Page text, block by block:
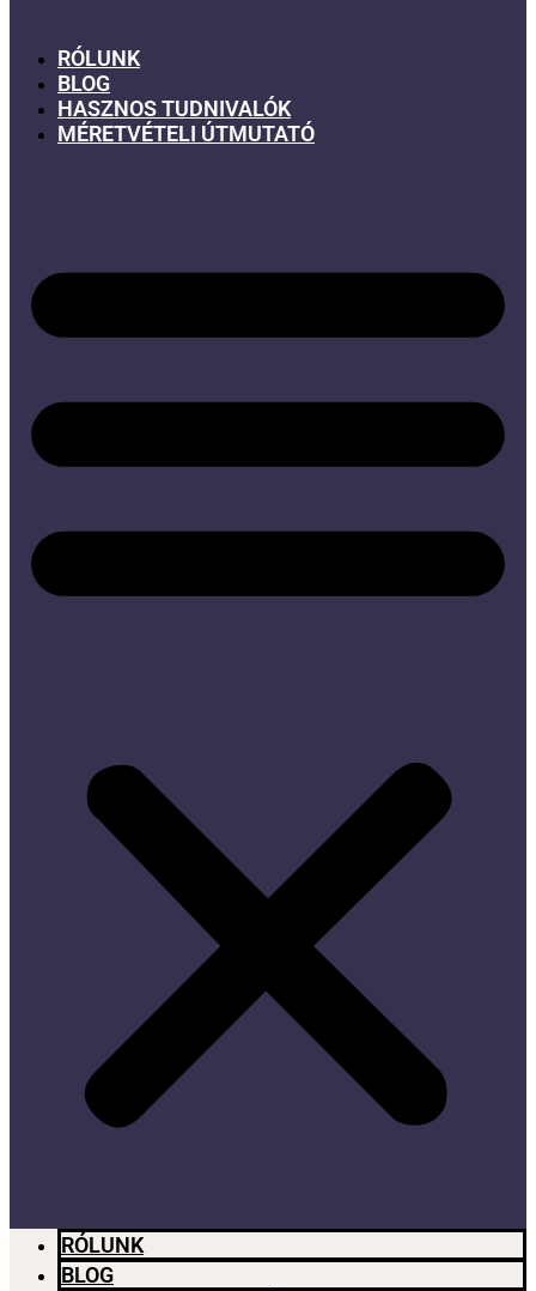
RÓLUNK
BLOG
HASZNOS TUDNIVALÓK
MÉRETVÉTELI ÚTMUTATÓ
RÓLUNK
BLOG